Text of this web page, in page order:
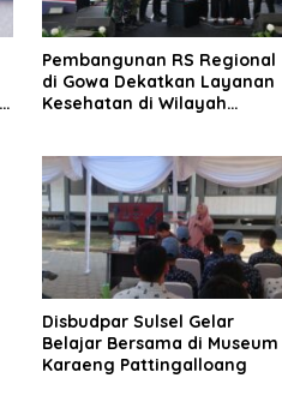
Pembangunan RS Regional
di Gowa Dekatkan Layanan
Kesehatan di Wilayah
Disbudpar Sulsel Gelar
Belajar Bersama di Museum
Karaeng Pattingalloang